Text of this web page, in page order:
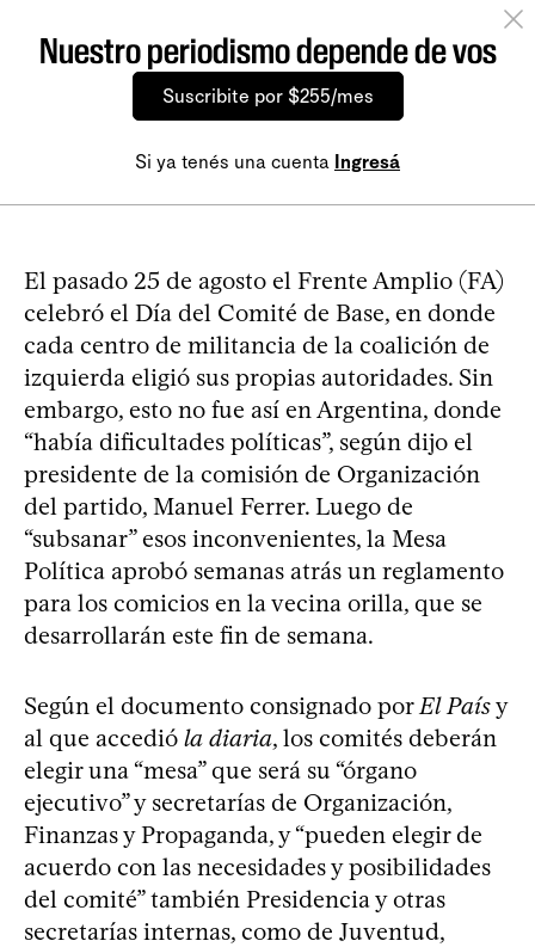
Nuestro periodismo depende de vos
Suscribite por $255/mes
Si ya tenés una cuenta Ingresá
El pasado 25 de agosto el Frente Amplio (FA)
celebró el Día del Comité de Base, en donde
cada centro de militancia de la coalición de
izquierda eligió sus propias autoridades. Sin
embargo, esto no fue así en Argentina, donde
“había dificultades políticas”, según dijo el
presidente de la comisión de Organización
del partido, Manuel Ferrer. Luego de
“subsanar” esos inconvenientes, la Mesa
Política aprobó semanas atrás un reglamento
para los comicios en la vecina orilla, que se
desarrollarán este fin de semana.
Según el documento consignado porEl Paísy
al que accedió la diaria, los comités deberán
elegir una “mesa” que será su “órgano
ejecutivo” y secretarías de Organización,
Finanzas y Propaganda, y “pueden elegir de
acuerdo con las necesidades y posibilidades
del comité” también Presidencia y otras
secretarías internas, como de Juventud,